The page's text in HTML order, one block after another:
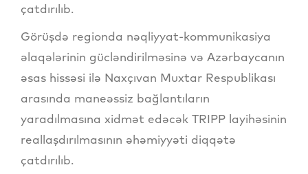
çatdırılıb.
Görüşdə regionda nəqliyyat-kommunikasiya
əlaqələrinin gücləndirilməsinə və Azərbaycanın
əsas hissəsi ilə Naxçıvan Muxtar Respublikası
arasında maneəssiz bağlantıların
yaradılmasına xidmət edəcək TRIPP layihəsinin
reallaşdırılmasının əhəmiyyəti diqqətə
çatdırılıb.